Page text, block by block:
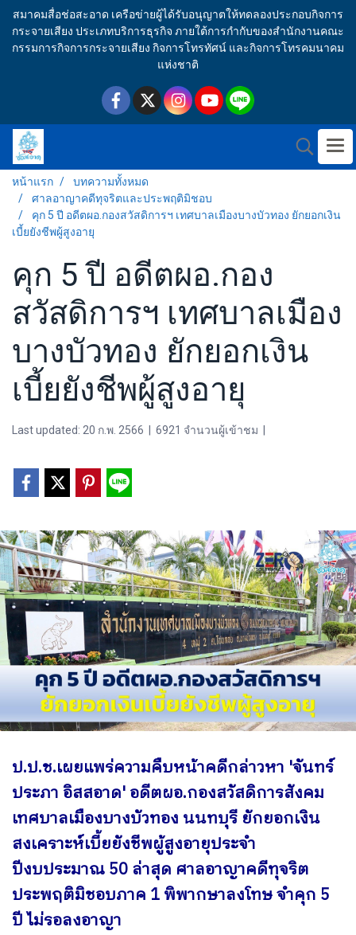
สมาคมสื่อช่อสะอาด เครือข่ายผู้ได้รับอนุญาตให้ทดลองประกอบกิจการ
กระจายเสียง ประเภทบริการธุรกิจ ภายใต้การกำกับของสำนักงานคณะ
กรรมการกิจการกระจายเสียง กิจการโทรทัศน์ และกิจการโทรคมนาคม
แห่งชาติ
หน้าแรก
บทความทั้งหมด
ศาลอาญาคดีทุจริตและประพฤติมิชอบ
คุก 5 ปี อดีตผอ.กองสวัสดิการฯ เทศบาลเมืองบางบัวทอง ยักยอกเงิน
เบี้ยยังชีพผู้สูงอายุ
คุก 5 ปี อดีตผอ.กอง
สวัสดิการฯ เทศบาลเมือง
บางบัวทอง ยักยอกเงิน
เบี้ยยังชีพผู้สูงอายุ
Last updated: 20 ก.พ. 2566 6921 จำนวนผู้เข้าชม
ป.ป.ช.เผยแพร่ความคืบหน้าคดีกล่าวหา 'จันทร์
ประภา อิสสอาด' อดีตผอ.กองสวัสดิการสังคม
เทศบาลเมืองบางบัวทอง นนทบุรี ยักยอกเงิน
สงเคราะห์เบี้ยยังชีพผู้สูงอายุประจำ
ปีงบประมาณ 50 ล่าสุด ศาลอาญาคดีทุจริต
ประพฤติมิชอบภาค 1 พิพากษาลงโทษ จำคุก 5
ปี ไม่รอลงอาญา